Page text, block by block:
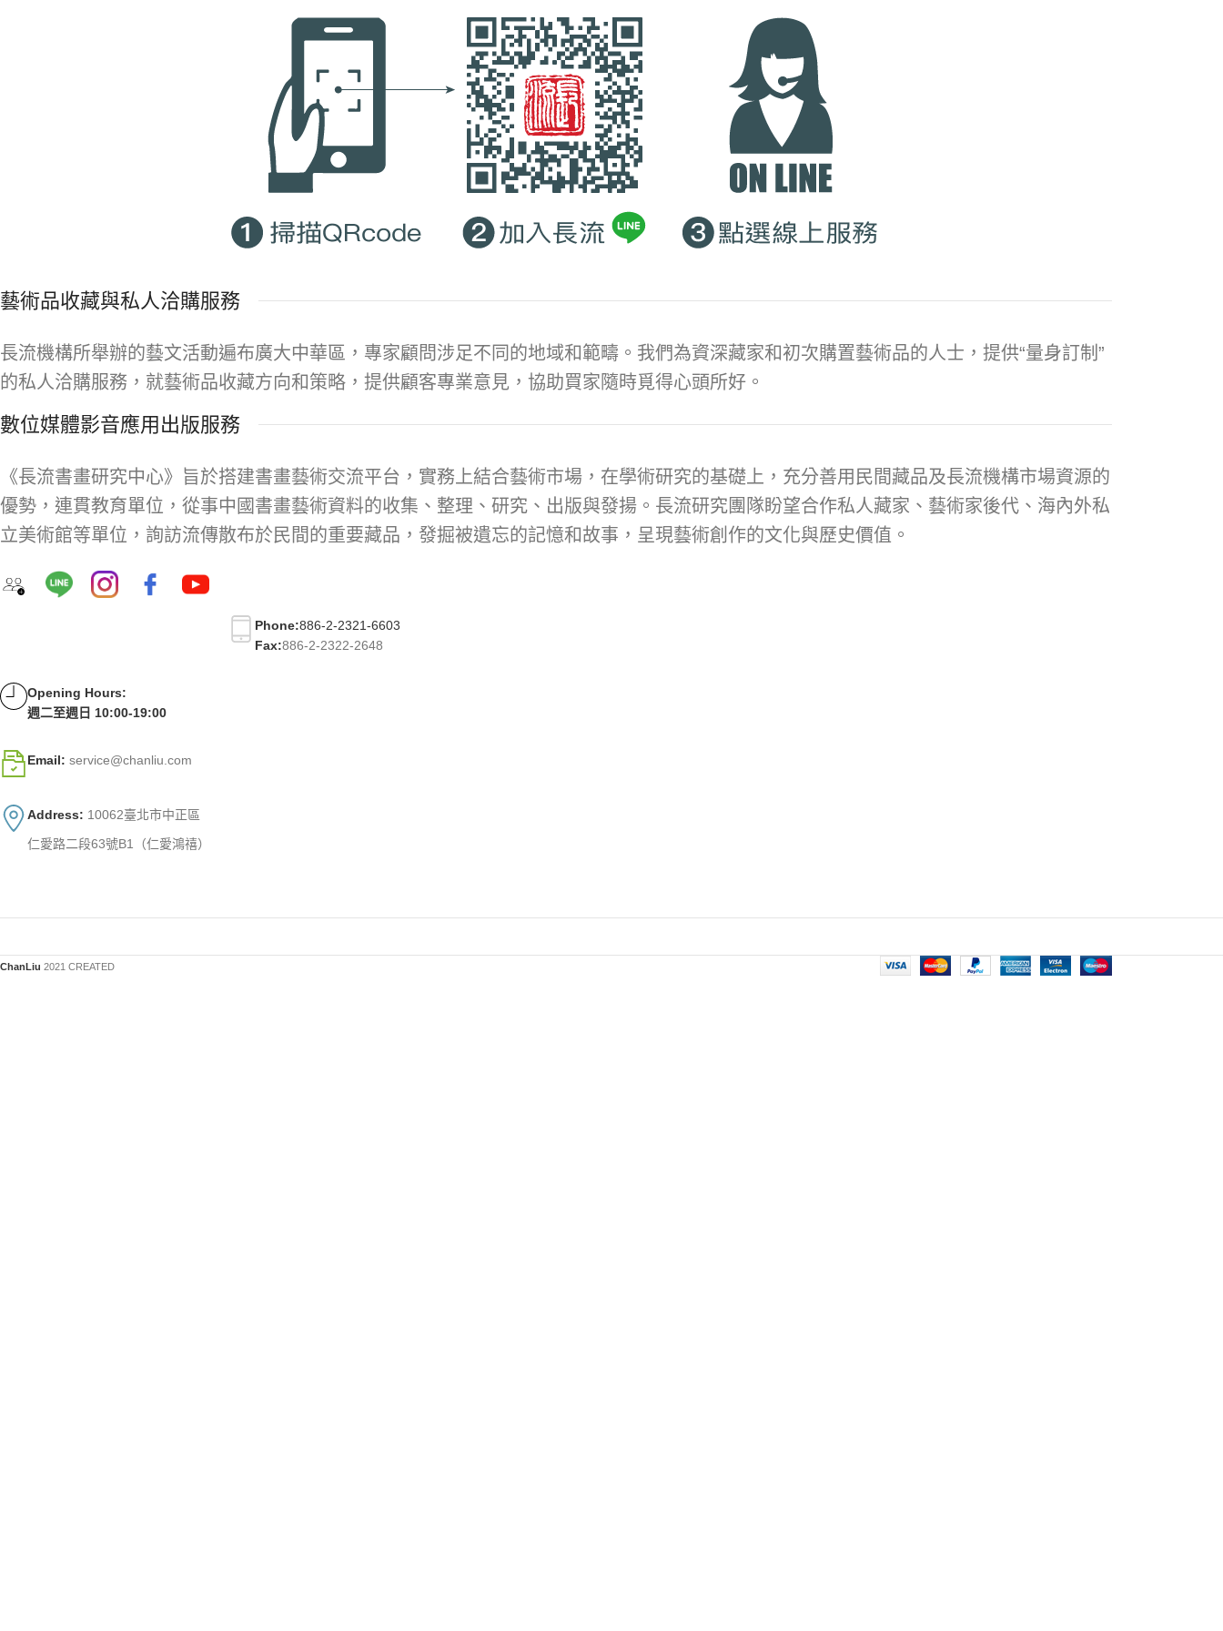
藝術品收藏與私人洽購服務
長流機構所舉辦的藝文活動遍布廣大中華區，專家顧問涉足不同的地域和範疇。我們為資深藏家和初次購置藝術品的人士，提供“量身訂制”
的私人洽購服務，就藝術品收藏方向和策略，提供顧客專業意見，協助買家隨時覓得心頭所好。
數位媒體影音應用出版服務
《長流書畫研究中心》旨於搭建書畫藝術交流平台，實務上結合藝術市場，在學術研究的基礎上，充分善用民間藏品及長流機構市場資源的
優勢，連貫教育單位，從事中國書畫藝術資料的收集、整理、研究、出版與發揚。長流研究團隊盼望合作私人藏家、藝術家後代、海內外私
立美術館等單位，詢訪流傳散布於民間的重要藏品，發掘被遺忘的記憶和故事，呈現藝術創作的文化與歷史價值。
Phone:886-2-2321-6603
Fax:886-2-2322-2648
Opening Hours:
週二至週日 10:00-19:00
Email: service@chanliu.com
Address: 10062臺北市中正區
仁愛路二段63號B1（仁愛鴻禧）
ChanLiu 2021 CREATED